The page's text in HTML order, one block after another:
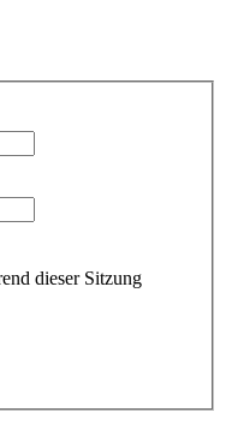
dieser Sitzung